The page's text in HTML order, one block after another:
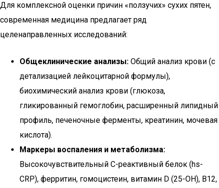
Для комплексной оценки причин «ползучих» сухих пятен,
современная медицина предлагает ряд
целенаправленных исследований:
Общеклинические анализы: Общий анализ крови (с
детализацией лейкоцитарной формулы),
биохимический анализ крови (глюкоза,
гликированный гемоглобин, расширенный липидный
профиль, печеночные ферменты, креатинин, мочевая
кислота).
Маркеры воспаления и метаболизма:
Высокочувствительный С-реактивный белок (hs-
CRP), ферритин, гомоцистеин, витамин D (25-ОН), В12,